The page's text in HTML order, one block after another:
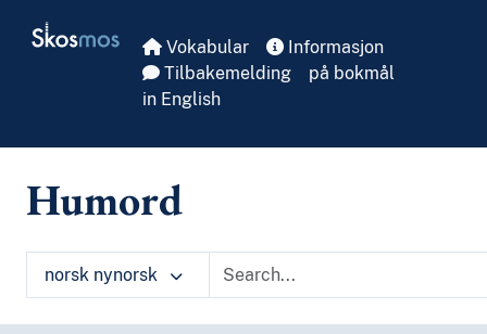
Skosmos Vokabular
Informasjon
Tilbakemelding
på bokmål
in English
Humord
norsk nynorsk